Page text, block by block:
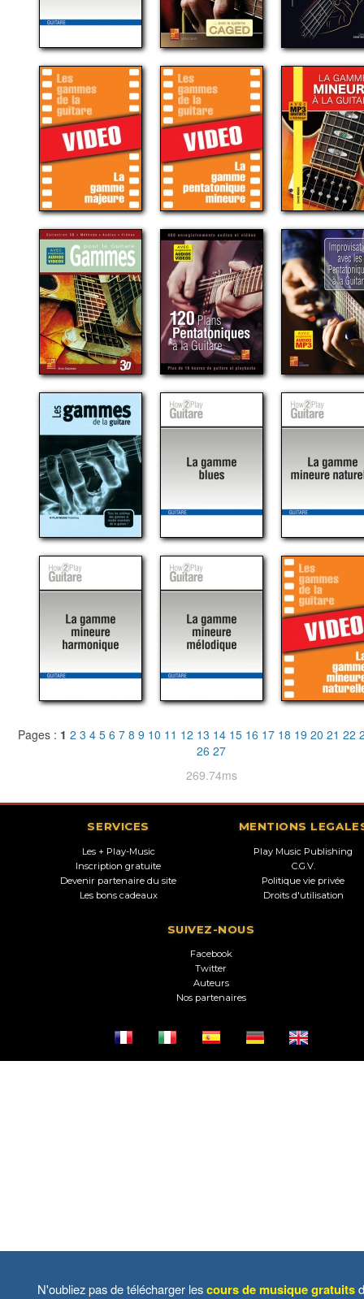
Pages : 1 2 3 4 5 6 7 8 9 10 11 12 13 14 15 16 17 18 19 20 21 22
26 27
269.74ms
SERVICES
Les + Play-Music
Inscription gratuite
Devenir partenaire du site
Les bons cadeaux
MENTIONS
Play Music Publishing
C.G.V.
Politique vie privée
Droits d'utilisation
SUIVEZ-NOUS
Facebook
Twitter
Auteurs
Nos partenaires
N'oubliez pas de télécharger lescours de musique gratuits